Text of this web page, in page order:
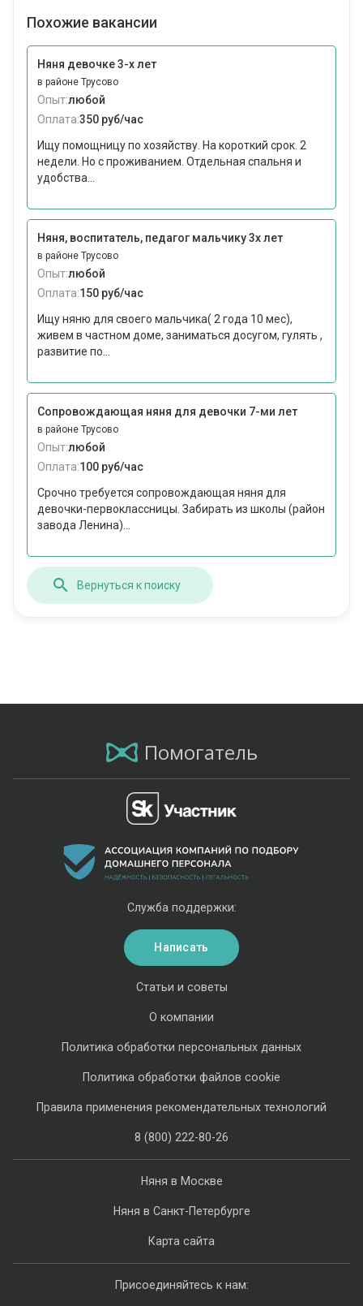
Похожие вакансии
Няня девочке 3-х лет
в районе Трусово
Опыт:любой
Оплата:350 руб/час
Ищу помощницу по хозяйству. На короткий срок. 2
недели. Но с проживанием. Отдельная спальня и
удобства...
Няня, воспитатель, педагог мальчику 3х лет
в районе Трусово
Опыт:любой
Оплата:150 руб/час
Ищу няню для своего мальчика( 2 года 10 мес),
живем в частном доме, заниматься досугом, гулять ,
развитие по...
Сопровождающая няня для девочки 7-ми лет
в районе Трусово
Опыт:любой
Оплата:100 руб/час
Срочно требуется сопровождающая няня для
девочки-первоклассницы. Забирать из школы (район
завода Ленина)...
Вернуться к поиску
Помогатель
Няня в Москве
Няня в Санкт-Петербурге
Карта сайта
Статьи и советы
О компании
Политика обработки персональных данных
Политика обработки файлов cookie
Правила применения рекомендательных технологий
8 (800) 222-80-26
Служба поддержки:
Написать
Присоединяйтесь к нам: